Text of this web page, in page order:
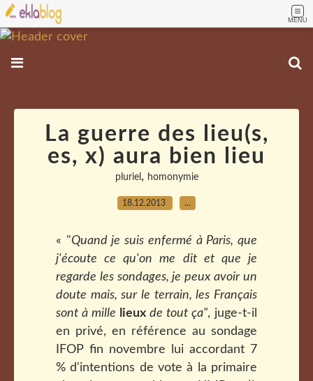
MENU
La guerre des lieu(s,
es, x) aura bien lieu
pluriel, homonymie
18.12.2013 …
« "Quand je suis enfermé à Paris, que
j'écoute ce qu'on me dit et que je
regarde les sondages, je peux avoir un
doute mais, sur le terrain, les Français
sont à mille
lieux de tout ça", juge-t-il
en privé, en référence au sondage
IFOP fin novembre lui accordant 7
% d'intentions de vote à la primaire